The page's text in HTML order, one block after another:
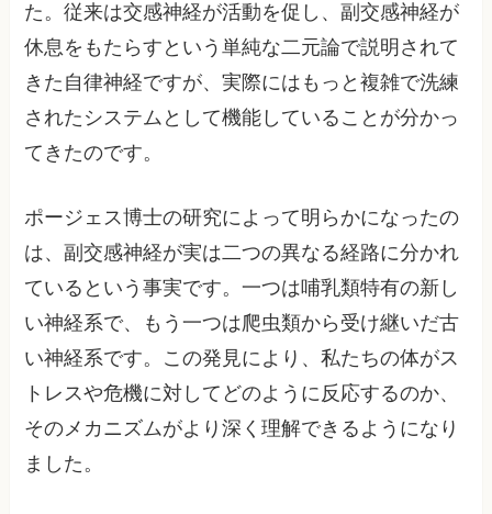
た。従来は交感神経が活動を促し、副交感神経が
休息をもたらすという単純な二元論で説明されて
きた自律神経ですが、実際にはもっと複雑で洗練
されたシステムとして機能していることが分かっ
てきたのです。
ポージェス博士の研究によって明らかになったの
は、副交感神経が実は二つの異なる経路に分かれ
ているという事実です。一つは哺乳類特有の新し
い神経系で、もう一つは爬虫類から受け継いだ古
い神経系です。この発見により、私たちの体がス
トレスや危機に対してどのように反応するのか、
そのメカニズムがより深く理解できるようになり
ました。